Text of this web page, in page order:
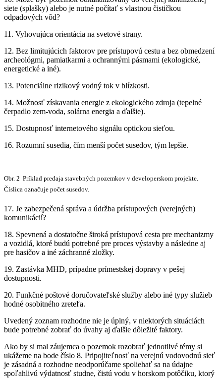
siete (splašky) alebo je nutné počítať s vlastnou čističkou
odpadových vôd?
11. Vyhovujúca orientácia na svetové strany.
12. Bez limitujúcich faktorov pre prístupovú cestu a bez obmedzení
archeológmi, pamiatkarmi a ochrannými pásmami (ekologické,
energetické a iné).
13. Potenciálne rizikový vodný tok v blízkosti.
14. Možnosť získavania energie z ekologického zdroja (tepelné
čerpadlo zem-voda, solárna energia a ďalšie).
15. Dostupnosť internetového signálu optickou sieťou.
16. Rozumní susedia, čím menší počet susedov, tým lepšie.
Obr. 2 Príklad predaja stavebných pozemkov v developerskom projekte.
Číslica označuje počet susedov.
17. Je zabezpečená správa a údržba prístupových (verejných)
komunikácií?
18. Spevnená a dostatočne široká prístupová cesta pre mechanizmy
a vozidlá, ktoré budú potrebné pre proces výstavby a následne aj
pre hasičov a iné záchranné zložky.
19. Zastávka MHD, prípadne prímestskej dopravy v pešej
dostupnosti.
20. Funkčné poštové doručovateľské služby alebo iné typy služieb
hodné osobitného zreteľa.
Uvedený zoznam rozhodne nie je úplný, v niektorých situáciách
bude potrebné zobrať do úvahy aj ďalšie dôležité faktory.
Ako by si mal záujemca o pozemok rozobrať jednotlivé témy si
ukážeme na bode číslo 8. Pripojiteľnosť na verejnú vodovodnú sieť
je zásadná a rozhodne neodporúčame spoliehať sa na údajne
spoľahlivú výdatnosť studne, čistú vodu v horskom potôčiku, ktorý